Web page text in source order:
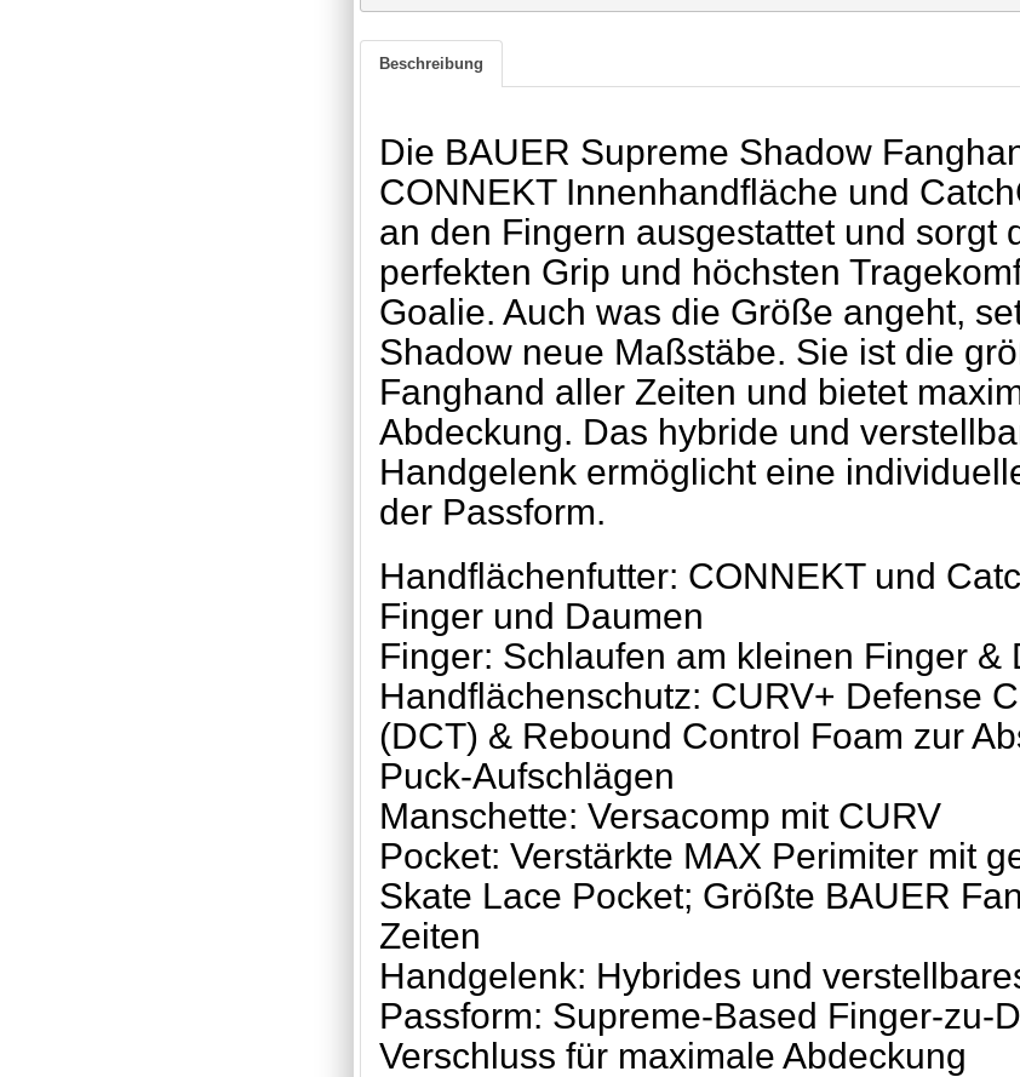
Beschreibung
Die BAUER Supreme Shadow
CONNEKT Innenhandfläche und
an den Fingern ausgestattet und sorgt
perfekten Grip und höchsten
Goalie. Auch was die Größe angeht,
Shadow neue Maßstäbe. Sie ist die
Fanghand aller Zeiten und bietet
Abdeckung. Das hybride und
Handgelenk ermöglicht eine
der Passform.
Handflächenfutter: CONNEKT und
Finger und Daumen
Finger: Schlaufen am kleinen Finger &
Handflächenschutz: CURV+ Defense
(DCT) & Rebound Control Foam zur
Puck-Aufschlägen
Manschette: Versacomp mit CURV
Pocket: Verstärkte MAX Perimiter mit
Skate Lace Pocket; Größte BAUER
Zeiten
Handgelenk: Hybrides und
Passform: Supreme-Based Finger-zu-
Verschluss für maximale Abdeckung